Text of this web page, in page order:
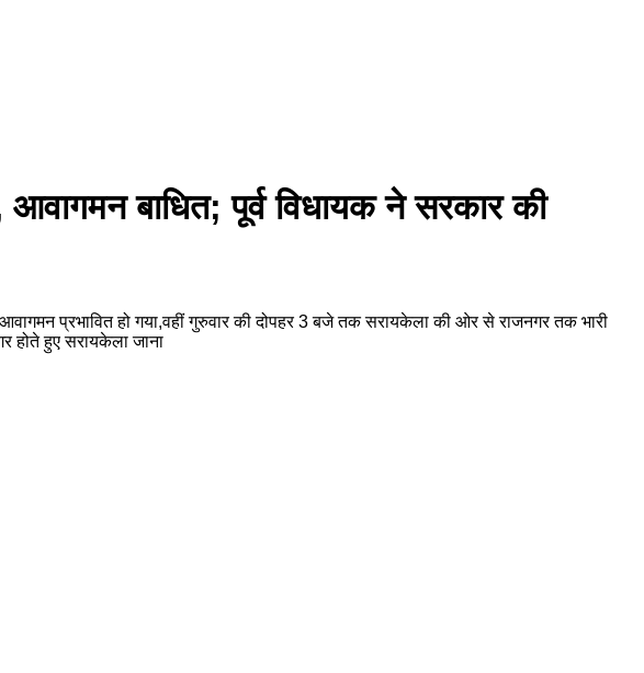
बाधित; पूर्व विधायक ने सरकार की
प्रभावित हो गया,वहीं गुरुवार की दोपहर 3 बजे तक सरायकेला की ओर से राजनगर तक भारी
होते हुए सरायकेला जाना